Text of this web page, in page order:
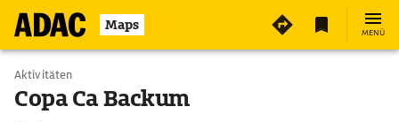
Maps MENÜ
Aktivitäten
Copa Ca Backum